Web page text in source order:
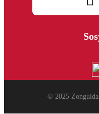
© 2025